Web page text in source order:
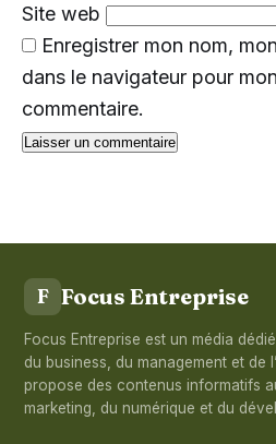
Site web
Enregistrer mon nom,
dans le navigateur pour
commentaire.
F Focus Entreprise
Focus Entreprise est un média
du business, du management et de
propose des contenus informatifs
marketing, du numérique et du